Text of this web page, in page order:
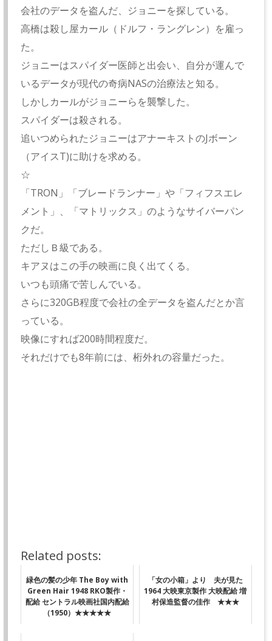
会社のデータを盗んだ、ジョニーを探している。
高橋は殺し屋カール（ドルフ・ラングレン）を雇っ
た。
ジョニーはスパイダー医師と出会い、自分が運んで
いるデータが現代の奇病NASの治療法と知る。
しかしカールがジョニーらを襲撃した。
スパイダーは殺される。
追いつめられたジョニーはアナーキストのJボーン
（アイスT)に助けを求める。
☆
「TRON」「ブレードランナー」や「フィフスエレ
メント」、「マトリックス」のようなサイバーパン
クだ。
ただしＢ級である。
キアヌはこの手の映画に良く出てくる。
いつも頭痛で苦しんでいる。
さらに320GB程度で会社の全データを盗んだとか言
っている。
映像にすれば200時間程度だ。
それだけでも8年前には、桁外れの容量だった。
Related posts:
緑色の髪の少年 The Boy with
Green Hair 1948 RKO製作・
配給 セントラル映画社国内配給
（1950）★★★★★
「女の小箱」より 夫が見た
1964 大映東京製作 大映配給 増
村保造監督の佳作 ★★★